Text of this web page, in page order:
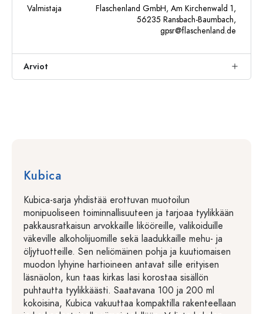
Valmistaja
Flaschenland GmbH, Am Kirchenwald 1,
56235 Ransbach-Baumbach,
gpsr@flaschenland.de
Arviot
Kubica
Kubica-sarja yhdistää erottuvan muotoilun
monipuoliseen toiminnallisuuteen ja tarjoaa tyylikkään
pakkausratkaisun arvokkaille likööreille, valikoiduille
väkeville alkoholijuomille sekä laadukkaille mehu- ja
öljytuotteille. Sen neliömäinen pohja ja kuutiomaisen
muodon lyhyine hartioineen antavat sille erityisen
läsnäolon, kun taas kirkas lasi korostaa sisällön
puhtautta tyylikkäästi. Saatavana 100 ja 200 ml
kokoisina, Kubica vakuuttaa kompaktilla rakenteellaan